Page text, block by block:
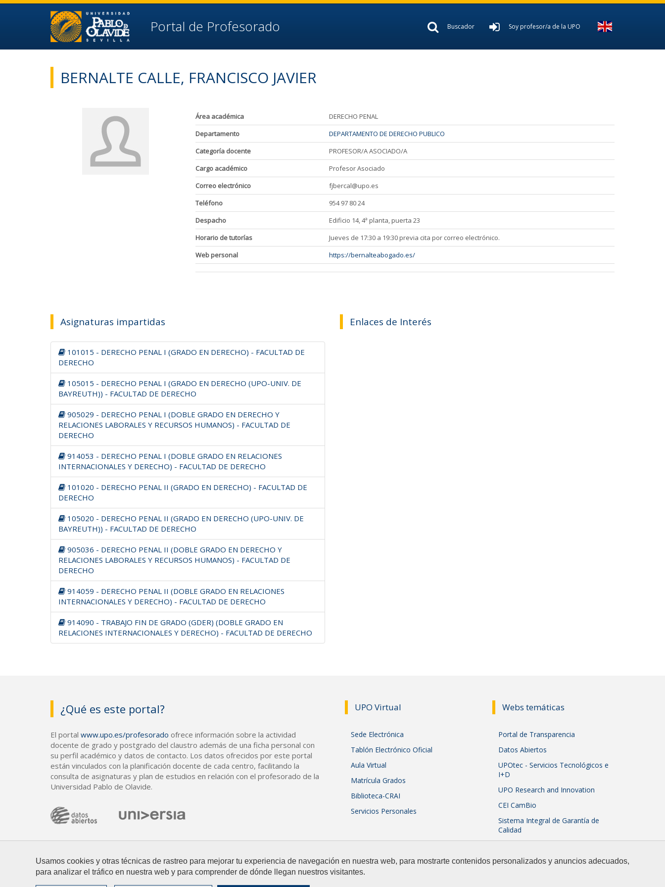
Usamos cookies y otras técnicas de rastreo para mejorar tu experiencia de navegación en nuestra web, para mostrarte contenidos personalizados y anuncios adecuados,
para analizar el tráfico en nuestra web y para comprender de dónde llegan nuestros visitantes.
Ir al contenido principal de la página (alt + s)
Ir a la cabecera de la página (alt + c)
Ir al pie de la página (alt + p)
Ir al menú principal (alt + u)
Portal de Profesorado Buscador Soy profesor/a de la UPO
BERNALTE CALLE, FRANCISCO JAVIER
Área académica
DERECHO PENAL
Departamento
DEPARTAMENTO DE DERECHO PUBLICO
Categoría docente
PROFESOR/A ASOCIADO/A
Cargo académico
Profesor Asociado
Correo electrónico
fjbercal@upo.es
Teléfono
954 97 80 24
Despacho
Edificio 14, 4ª planta, puerta 23
Horario de tutorías
Jueves de 17:30 a 19:30 previa cita por correo electrónico.
Web personal
https://bernalteabogado.es/
Asignaturas impartidas
101015 - DERECHO PENAL I (GRADO EN DERECHO) - FACULTAD DE
DERECHO
105015 - DERECHO PENAL I (GRADO EN DERECHO (UPO-UNIV. DE
BAYREUTH)) - FACULTAD DE DERECHO
905029 - DERECHO PENAL I (DOBLE GRADO EN DERECHO Y
RELACIONES LABORALES Y RECURSOS HUMANOS) - FACULTAD DE
DERECHO
914053 - DERECHO PENAL I (DOBLE GRADO EN RELACIONES
INTERNACIONALES Y DERECHO) - FACULTAD DE DERECHO
101020 - DERECHO PENAL II (GRADO EN DERECHO) - FACULTAD DE
DERECHO
105020 - DERECHO PENAL II (GRADO EN DERECHO (UPO-UNIV. DE
BAYREUTH)) - FACULTAD DE DERECHO
905036 - DERECHO PENAL II (DOBLE GRADO EN DERECHO Y
RELACIONES LABORALES Y RECURSOS HUMANOS) - FACULTAD DE
DERECHO
914059 - DERECHO PENAL II (DOBLE GRADO EN RELACIONES
INTERNACIONALES Y DERECHO) - FACULTAD DE DERECHO
914090 - TRABAJO FIN DE GRADO (GDER) (DOBLE GRADO EN
RELACIONES INTERNACIONALES Y DERECHO) - FACULTAD DE DERECHO
Enlaces de Interés
¿Qué es este portal?
El portal www.upo.es/profesorado ofrece información sobre la actividad
docente de grado y postgrado del claustro además de una ficha personal con
su perfil académico y datos de contacto. Los datos ofrecidos por este portal
están vinculados con la planificación docente de cada centro, facilitando la
consulta de asignaturas y plan de estudios en relación con el profesorado de la
Universidad Pablo de Olavide.
UPO Virtual
Sede Electrónica
Tablón Electrónico Oficial
Aula Virtual
Matrícula Grados
Biblioteca-CRAI
Servicios Personales
Webs temáticas
Portal de Transparencia
Datos Abiertos
UPOtec - Servicios Tecnológicos e
I+D
UPO Research and Innovation
CEI CamBio
Sistema Integral de Garantía de
Calidad